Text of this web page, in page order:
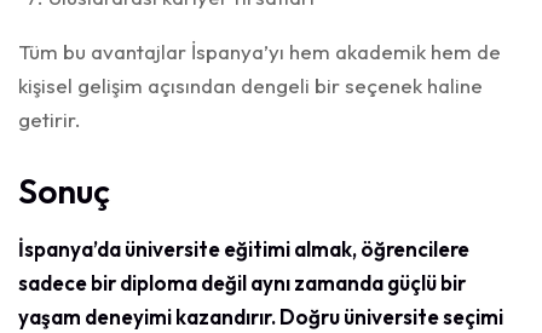
Tüm bu avantajlar İspanya’yı hem akademik hem de
kişisel gelişim açısından dengeli bir seçenek haline
getirir.
Sonuç
İspanya’da üniversite eğitimi almak, öğrencilere
sadece bir diploma değil aynı zamanda güçlü bir
yaşam deneyimi kazandırır. Doğru üniversite seçimi